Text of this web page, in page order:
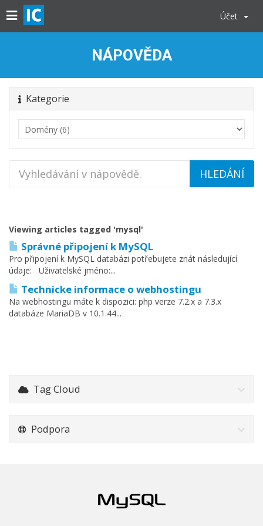
Účet
NÁPOVĚDA
Kategorie
Viewing articles tagged 'mysql'
Správné připojení k MySQL
Pro připojení k MySQL databázi potřebujete znát následující
údaje: Uživatelské jméno:...
Technicke informace o webhostingu
Na webhostingu máte k dispozici: php verze 7.2.x a 7.3.x
databáze MariaDB v 10.1.44...
Tag Cloud
Podpora